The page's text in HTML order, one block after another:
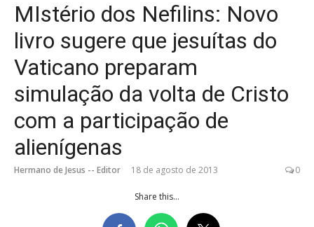
MIstério dos Nefilins: Novo
livro sugere que jesuítas do
Vaticano preparam
simulação da volta de Cristo
com a participação de
alienígenas
Hermano de Jesus -- Editor 18 de agosto de 2013 0
Share this...